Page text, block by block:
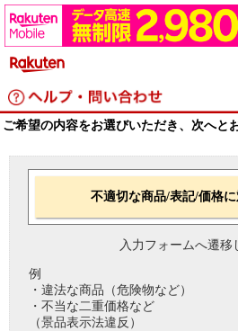
ご希望の内容をお選びいただき、次へと
不適切な商品/表記/価格
入力フォームへ遷移
例
・違法な商品（危険物など）
・不当な二重価格など
（景品表示法違反）